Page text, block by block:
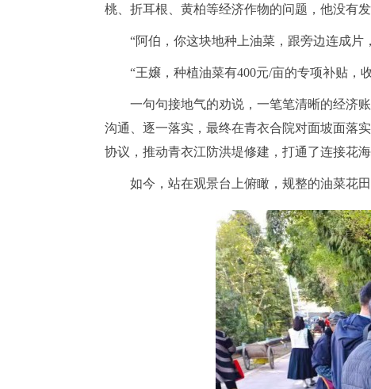
桃、折耳根、黄柏等经济作物的问题，他没有
“阿伯，你这块地种上油菜，跟旁边连成
“王嬢，种植油菜有400元/亩的专项补贴，
一句句接地气的劝说，一笔笔清晰的经济
沟通、逐一落实，最终在青衣合院对面坡面落
协议，推动青衣江防洪堤修建，打通了连接花海
如今，站在观景台上俯瞰，规整的油菜花